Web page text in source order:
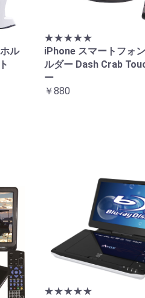
ル
★★★★★
iPhone スマートフォ
ルダー Dash Crab
ー
￥880
★★★★★